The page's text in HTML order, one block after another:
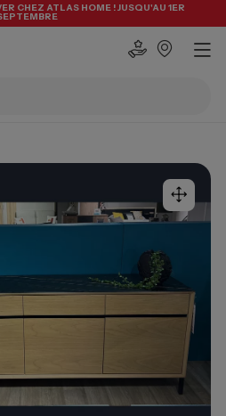
CHEZ ATLAS HOME ! JUSQU'AU 1ER